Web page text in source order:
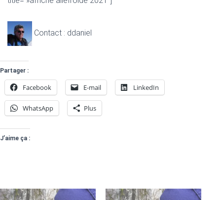
Contact : ddaniel
Partager :
Facebook E-mail LinkedIn
WhatsApp Plus
J’aime ça :